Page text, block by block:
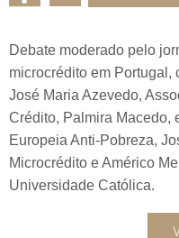
Debate moderado pelo
microcrédito em Portugal,
José Maria Azevedo,
Crédito, Palmira Macedo,
Europeia Anti-Pobreza,
Microcrédito e Américo
Universidade Católica.